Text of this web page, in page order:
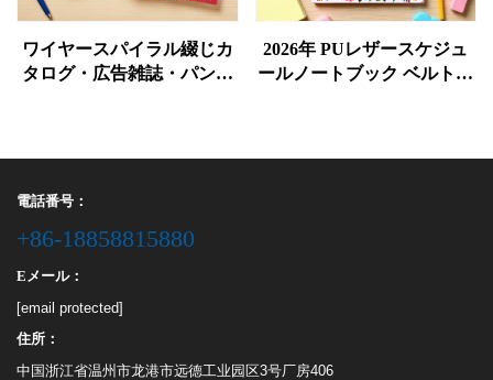
ワイヤースパイラル綴じカ
タログ・広告雑誌・パンフ
2026年 PUレザースケジュ
ールノートブック ベルト付
電話番号：
+86-18858815880
Eメール：
[email protected]
住所：
中国浙江省温州市龙港市远德工业园区3号厂房406